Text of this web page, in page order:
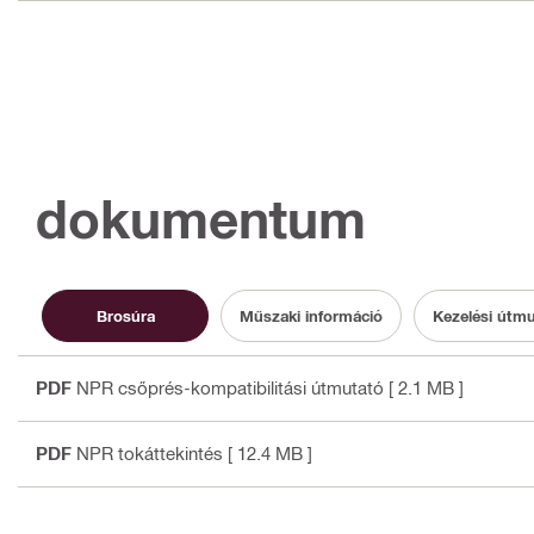
dokumentum
Brosúra Műszaki információ Kezelési
PDF NPR csőprés-kompatibilitási útmutató [ 2.1 MB ]
PDF NPR tokáttekintés [ 12.4 MB ]